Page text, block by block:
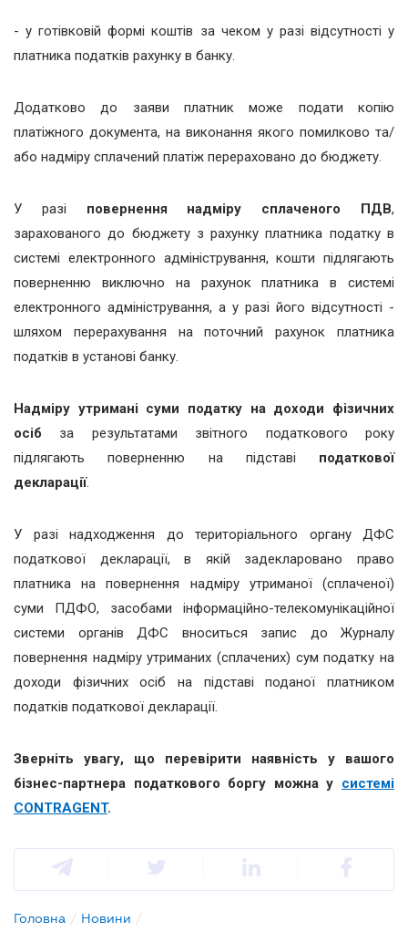
- у готівковій формі коштів за чеком у разі відсутності у
платника податків рахунку в банку.
Додатково до заяви платник може подати копію
платіжного документа, на виконання якого помилково та/
або надміру сплачений платіж перераховано до бюджету.
У разі повернення надміру сплаченого ПДВ,
зарахованого до бюджету з рахунку платника податку в
системі електронного адміністрування, кошти підлягають
поверненню виключно на рахунок платника в системі
електронного адміністрування, а у разі його відсутності -
шляхом перерахування на поточний рахунок платника
податків в установі банку.
Надміру утримані суми податку на доходи фізичних
осіб за результатами звітного податкового року
підлягають поверненню на підставі податкової
декларації.
У разі надходження до територіального органу ДФС
податкової декларації, в якій задекларовано право
платника на повернення надміру утриманої (сплаченої)
суми ПДФО, засобами інформаційно-телекомунікаційної
системи органів ДФС вноситься запис до Журналу
повернення надміру утриманих (сплачених) сум податку на
доходи фізичних осіб на підставі поданої платником
податків податкової декларації.
Зверніть увагу, що перевірити наявність у вашого
бізнес-партнера податкового боргу можна у системі
CONTRAGENT.
Головна / Новини /